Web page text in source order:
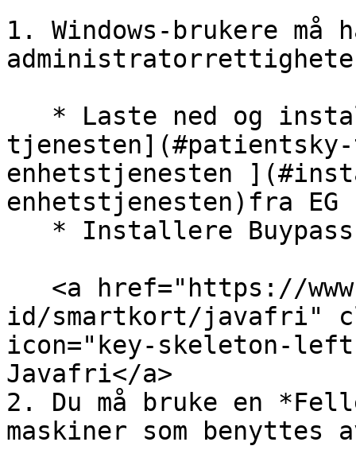
1. Windows-brukere
enhetstjenesten
enhetstjenesten)fra EG
id/smartkort/javafri"
icon="key-skeleton-
Javafri</a>
2. Du må bruke en
maskiner som benyttes